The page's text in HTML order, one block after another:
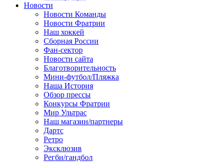
Новости
Новости Команды
Новости Фратрии
Наш хоккей
Сборная России
Фан-cектор
Новости сайта
Благотворительность
Мини-футбол/Пляжка
Наша История
Обзор прессы
Конкурсы Фратрии
Мир Ультрас
Наш магазин/партнеры
Дартс
Ретро
Эксклюзив
Регби/гандбол